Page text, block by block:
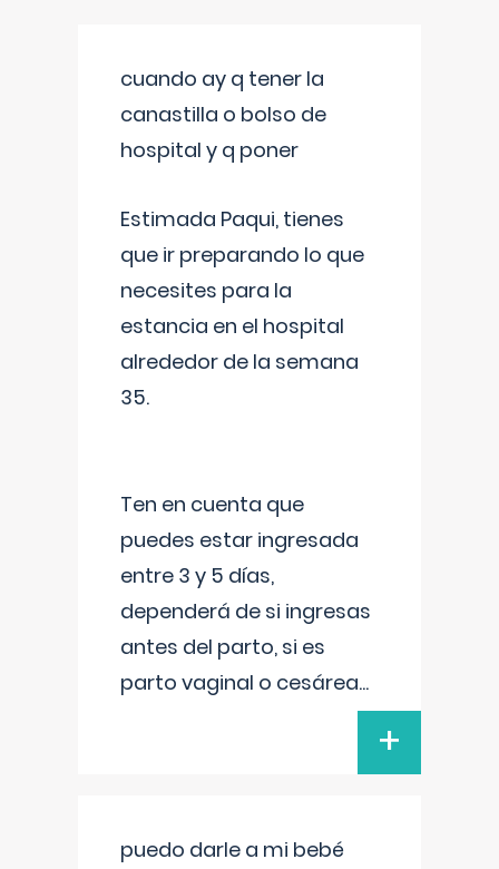
cuando ay q tener la
canastilla o bolso de
hospital y q poner
Estimada Paqui, tienes
que ir preparando lo que
necesites para la
estancia en el hospital
alrededor de la semana
35.
Ten en cuenta que
puedes estar ingresada
entre 3 y 5 días,
dependerá de si ingresas
antes del parto, si es
parto vaginal o cesárea...
+
puedo darle a mi bebé